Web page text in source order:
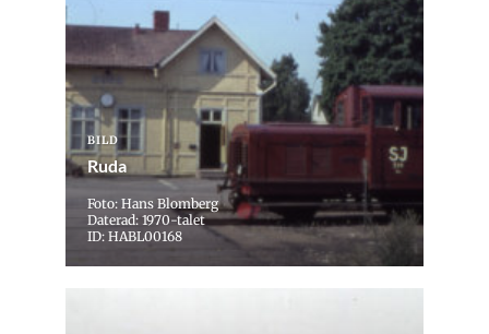
BILD
Ruda
Foto: Hans Blomberg
Daterad: 1970-talet
ID: HABL00168